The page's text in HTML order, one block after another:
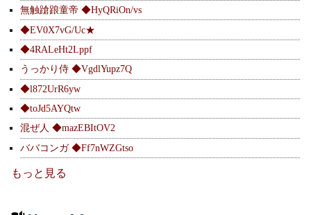
無触蹌踉童帝 ◆HyQRiOn/vs
◆EV0X7vG/Uc★
◆4RALeHt2Lppf
うっかり侍 ◆VgdlYupz7Q
◆l872UrR6yw
◆toJd5AYQtw
混ぜ人 ◆mazEBItOV2
ババコンガ ◆Ff7nWZGtso
もっと見る